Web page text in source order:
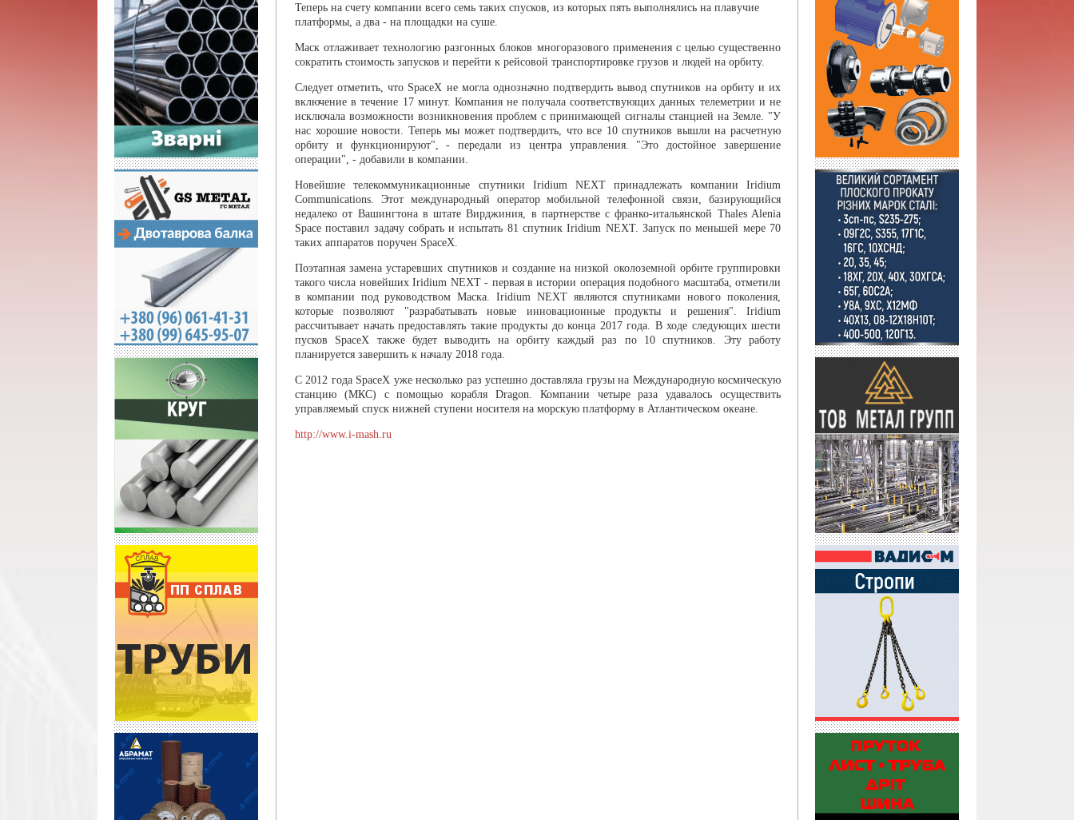
Теперь на счету компании всего семь таких спусков, из которых пять выполнялись на плавучие
платформы, а два - на площадки на суше.
Маск отлаживает технологию разгонных блоков многоразового применения с целью существенно
сократить стоимость запусков и перейти к рейсовой транспортировке грузов и людей на орбиту.
Следует отметить, что SpaceX не могла однозначно подтвердить вывод спутников на орбиту и их
включение в течение 17 минут. Компания не получала соответствующих данных телеметрии и не
исключала возможности возникновения проблем с принимающей сигналы станцией на Земле. "У
нас хорошие новости. Теперь мы может подтвердить, что все 10 спутников вышли на расчетную
орбиту и функционируют", - передали из центра управления. "Это достойное завершение
операции", - добавили в компании.
Новейшие телекоммуникационные спутники Iridium NEXT принадлежать компании Iridium
Communications. Этот международный оператор мобильной телефонной связи, базирующийся
недалеко от Вашингтона в штате Вирджиния, в партнерстве с франко-итальянской Thales Alenia
Space поставил задачу собрать и испытать 81 спутник Iridium NEXT. Запуск по меньшей мере 70
таких аппаратов поручен SpaceX.
Поэтапная замена устаревших спутников и создание на низкой околоземной орбите группировки
такого числа новейших Iridium NEXT - первая в истории операция подобного масштаба, отметили
в компании под руководством Маска. Iridium NEXT являются спутниками нового поколения,
которые позволяют "разрабатывать новые инновационные продукты и решения". Iridium
рассчитывает начать предоставлять такие продукты до конца 2017 года. В ходе следующих шести
пусков SpaceX также будет выводить на орбиту каждый раз по 10 спутников. Эту работу
планируется завершить к началу 2018 года.
С 2012 года SpaceX уже несколько раз успешно доставляла грузы на Международную космическую
станцию (МКС) с помощью корабля Dragon. Компании четыре раза удавалось осуществить
управляемый спуск нижней ступени носителя на морскую платформу в Атлантическом океане.
http://www.i-mash.ru